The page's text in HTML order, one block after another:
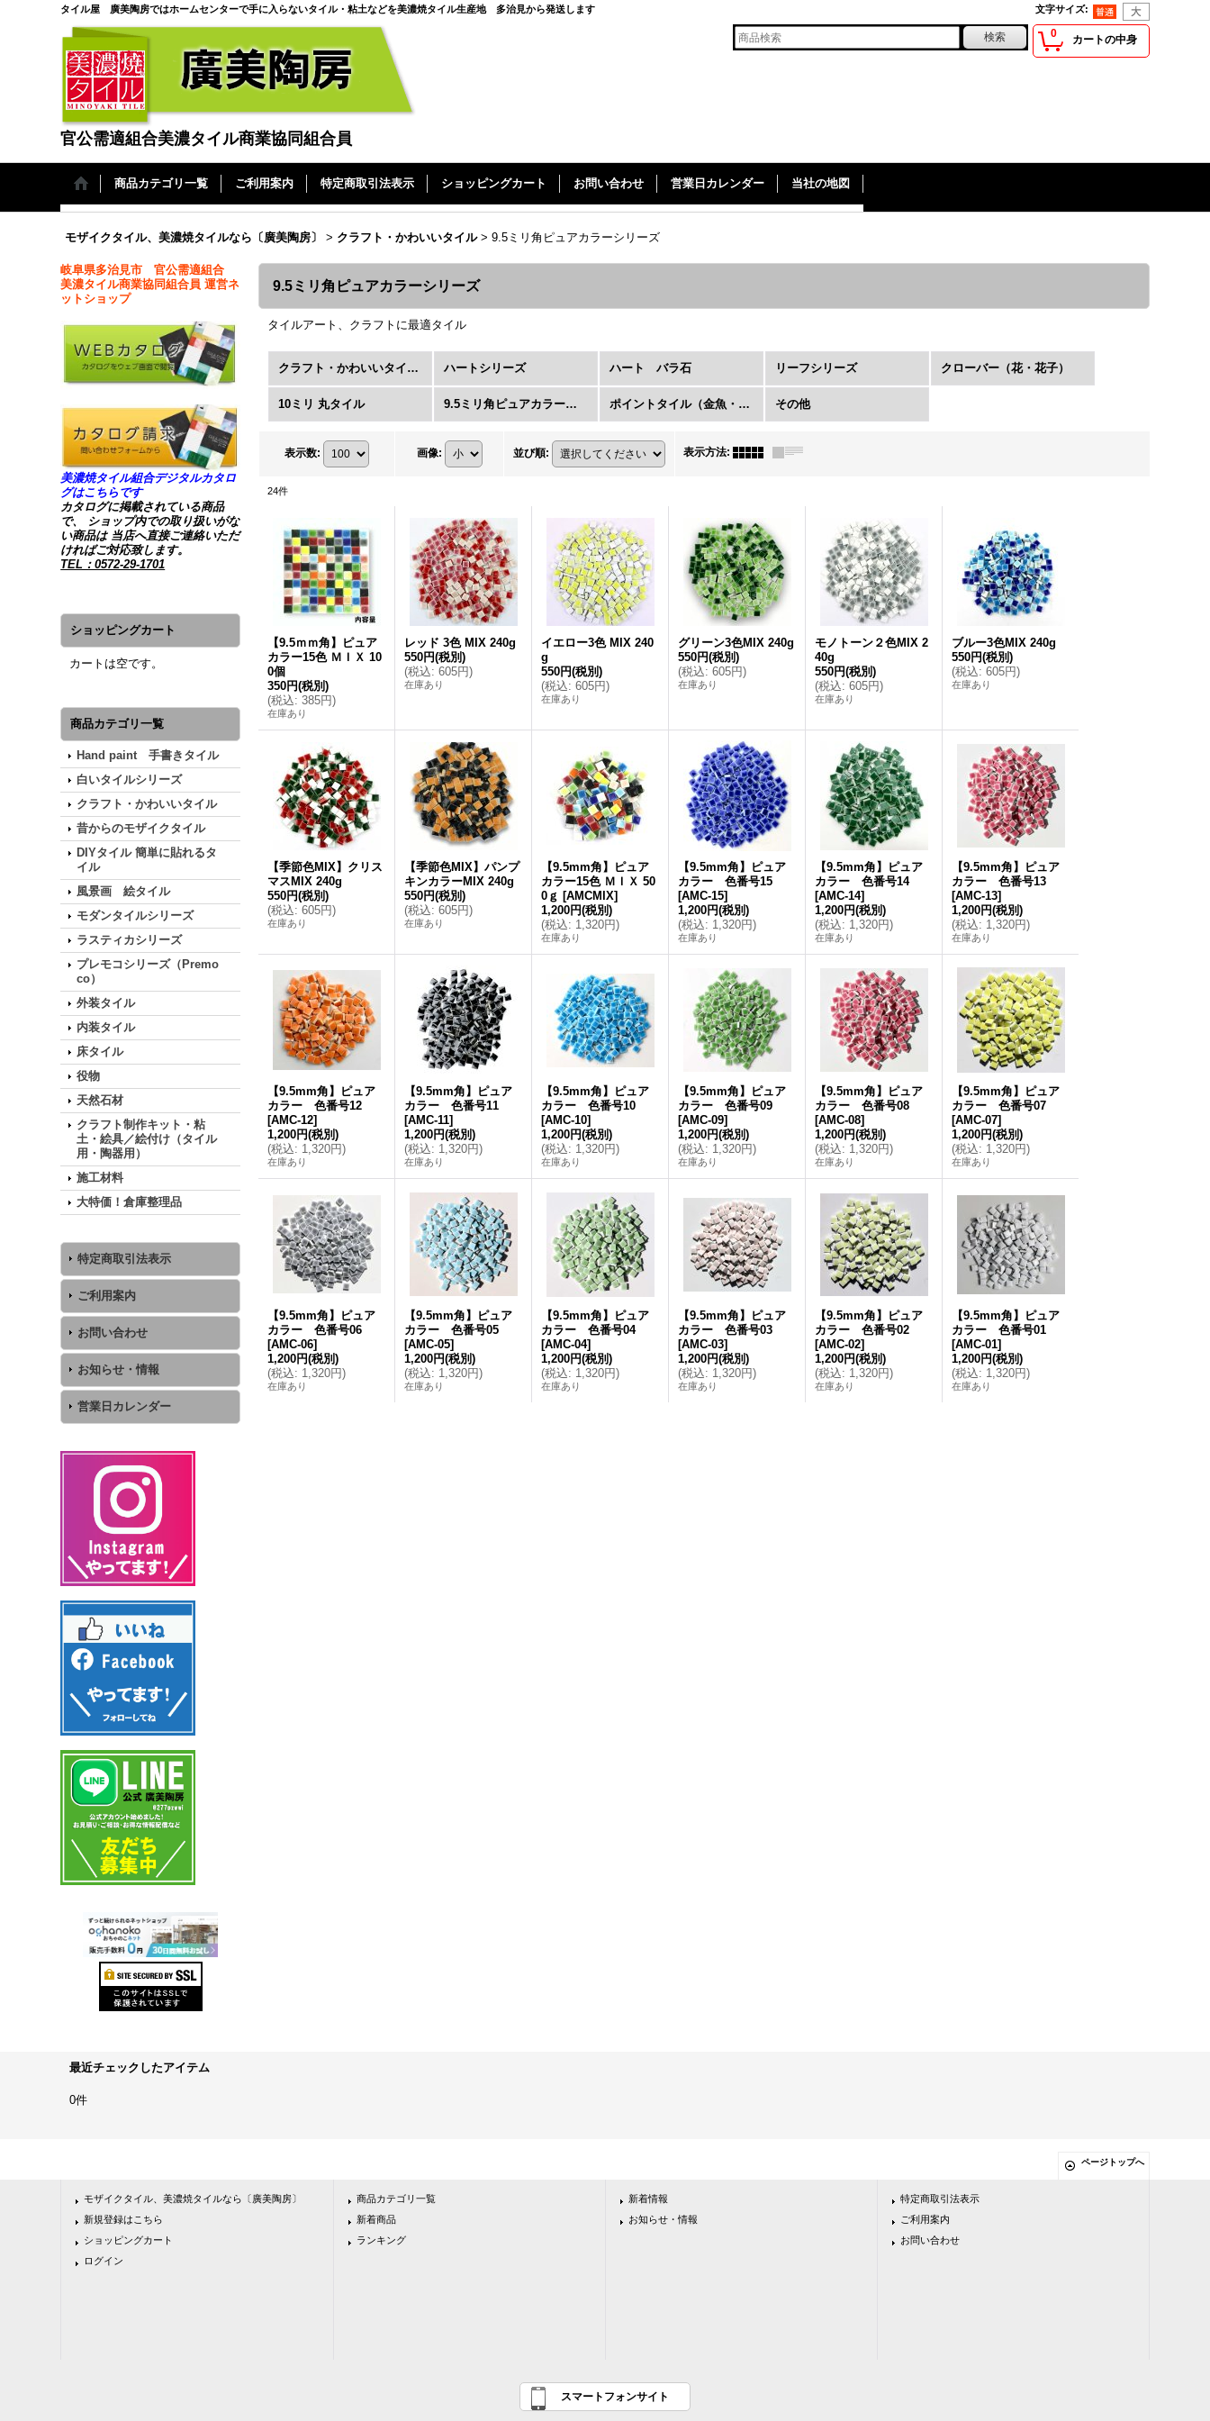
タイル屋 廣美陶房ではホームセンターで手に入らないタイル・粘土などを美濃焼タイル生産地 多治見から発送します 文字サイズ:
官公需適組合美濃タイル商業協同組合員
0 カートの中身
商品カテゴリ一覧 ご利用案内 特定商取引法表示 ショッピングカート お問い合わせ 営業日カレンダー 当社の地図
モザイクタイル、美濃焼タイルなら〔廣美陶房〕 > クラフト・かわいいタイル > 9.5ミリ角ピュアカラーシリーズ
岐阜県多治見市 官公需適組合
美濃タイル商業協同組合員 運営ネ
ットショップ
美濃焼タイル組合デジタルカタロ
グはこちらです
カタログに掲載されている商品
で、 ショップ内での取り扱いがな
い商品は 当店へ直接ご連絡いただ
ければご対応致します。
TEL：0572-29-1701
ショッピングカート
カートは空です。
商品カテゴリ一覧
Hand paint 手書きタイル
白いタイルシリーズ
クラフト・かわいいタイル
昔からのモザイクタイル
DIYタイル 簡単に貼れるタ
イル
風景画 絵タイル
モダンタイルシリーズ
ラスティカシリーズ
プレモコシリーズ（Premo
co）
外装タイル
内装タイル
床タイル
役物
天然石材
クラフト制作キット・粘
土・絵具／絵付け（タイル
用・陶器用）
施工材料
大特価！倉庫整理品
特定商取引法表示
ご利用案内
お問い合わせ
お知らせ・情報
営業日カレンダー
9.5ミリ角ピュアカラーシリーズ
タイルアート、クラフトに最適タイル
クラフト・かわいいタイル (全商品) ハートシリーズ ハート バラ石 リーフシリーズ クローバー（花・花子）
10ミリ 丸タイル 9.5ミリ角ピュアカラーシリーズ ポイントタイル（金魚・蝶々など） その他
表示数: 画像: 並び順: 表示方法:
24件
【9.5ｍｍ角】ピュア
カラー15色 ＭＩＸ 10
0個
350円(税別)
(税込: 385円)
在庫あり
レッド 3色 MIX 240g
550円(税別)
(税込: 605円)
在庫あり
イエロー3色 MIX 240
g
550円(税別)
(税込: 605円)
在庫あり
グリーン3色MIX 240g
550円(税別)
(税込: 605円)
在庫あり
モノトーン２色MIX 2
40g
550円(税別)
(税込: 605円)
在庫あり
ブルー3色MIX 240g
550円(税別)
(税込: 605円)
在庫あり
【季節色MIX】クリス
マスMIX 240g
550円(税別)
(税込: 605円)
在庫あり
【季節色MIX】パンプ
キンカラーMIX 240g
550円(税別)
(税込: 605円)
在庫あり
【9.5mm角】ピュア
カラー15色 ＭＩＸ 50
0ｇ [AMCMIX]
1,200円(税別)
(税込: 1,320円)
在庫あり
【9.5mm角】ピュア
カラー 色番号15
[AMC-15]
1,200円(税別)
(税込: 1,320円)
在庫あり
【9.5mm角】ピュア
カラー 色番号14
[AMC-14]
1,200円(税別)
(税込: 1,320円)
在庫あり
【9.5mm角】ピュア
カラー 色番号13
[AMC-13]
1,200円(税別)
(税込: 1,320円)
在庫あり
【9.5mm角】ピュア
カラー 色番号12
[AMC-12]
1,200円(税別)
(税込: 1,320円)
在庫あり
【9.5mm角】ピュア
カラー 色番号11
[AMC-11]
1,200円(税別)
(税込: 1,320円)
在庫あり
【9.5mm角】ピュア
カラー 色番号10
[AMC-10]
1,200円(税別)
(税込: 1,320円)
在庫あり
【9.5mm角】ピュア
カラー 色番号09
[AMC-09]
1,200円(税別)
(税込: 1,320円)
在庫あり
【9.5mm角】ピュア
カラー 色番号08
[AMC-08]
1,200円(税別)
(税込: 1,320円)
在庫あり
【9.5mm角】ピュア
カラー 色番号07
[AMC-07]
1,200円(税別)
(税込: 1,320円)
在庫あり
【9.5mm角】ピュア
カラー 色番号06
[AMC-06]
1,200円(税別)
(税込: 1,320円)
在庫あり
【9.5mm角】ピュア
カラー 色番号05
[AMC-05]
1,200円(税別)
(税込: 1,320円)
在庫あり
【9.5mm角】ピュア
カラー 色番号04
[AMC-04]
1,200円(税別)
(税込: 1,320円)
在庫あり
【9.5mm角】ピュア
カラー 色番号03
[AMC-03]
1,200円(税別)
(税込: 1,320円)
在庫あり
【9.5mm角】ピュア
カラー 色番号02
[AMC-02]
1,200円(税別)
(税込: 1,320円)
在庫あり
【9.5mm角】ピュア
カラー 色番号01
[AMC-01]
1,200円(税別)
(税込: 1,320円)
在庫あり
最近チェックしたアイテム
0件
ページトップへ
モザイクタイル、美濃焼タイルなら〔廣美陶房〕
新規登録はこちら
ショッピングカート
ログイン
商品カテゴリ一覧
新着商品
ランキング
新着情報
お知らせ・情報
特定商取引法表示
ご利用案内
お問い合わせ
スマートフォンサイト